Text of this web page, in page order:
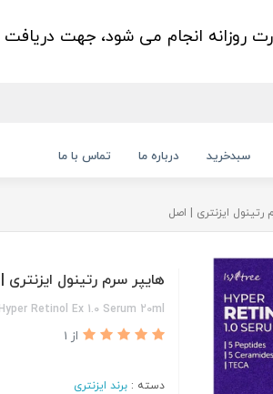
روزانه انجام می شود، جهت
سبدخرید درباره ما تماس با ما
رتینول ایزنتری | اصل
هایپر سرم رتینول
Retinol Ex 1.0 Serum 20ml
از 1
دسته :برند ایزنتری